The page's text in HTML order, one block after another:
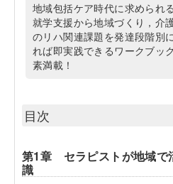
地域包括ケア時代に求められ
就学支援から地域づくり，介
のリハ関連課題を発達段階別
れば即実践できるワークブッ
素満載！
目次
第1章 セラピストが地域で
識